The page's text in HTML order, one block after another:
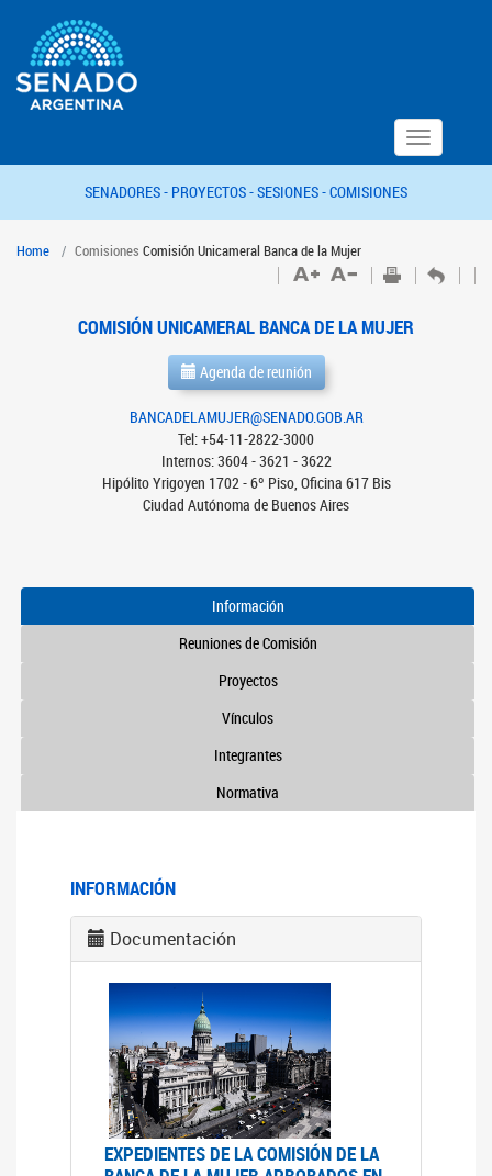
Toggle
navigation
SENADORES - PROYECTOS -SESIONES -COMISIONES
Home Comisiones Comisión Unicameral Banca de la Mujer
COMISIÓN UNICAMERAL BANCA DE LA MUJER
Agenda de reunión
BANCADELAMUJER@SENADO.GOB.AR
Tel: +54-11-2822-3000
Internos: 3604 - 3621 - 3622
Hipólito Yrigoyen 1702 - 6º Piso, Oficina 617 Bis
Ciudad Autónoma de Buenos Aires
Información
Reuniones de Comisión
Proyectos
Vínculos
Integrantes
Normativa
INFORMACIÓN
Documentación
EXPEDIENTES DE LA COMISIÓN DE LA